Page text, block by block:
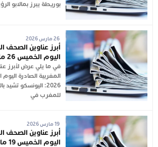
بوريطة يبرز بمالابو
26 مارس 2026
أبرز عناوين الصحف
اليوم الخميس 26 مارس 2026
في ما يلي عرض لأبرز
2026: اليونسكو
للمغرب في
19 مارس 2026
أبرز عناوين الصحف
اليوم الخميس 19 مارس 2026